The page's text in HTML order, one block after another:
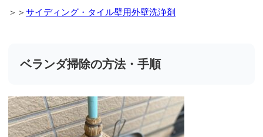
＞＞ サイディング・タイル壁用外壁洗浄剤
ベランダ掃除の方法・手順